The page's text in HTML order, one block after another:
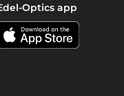
Optics app